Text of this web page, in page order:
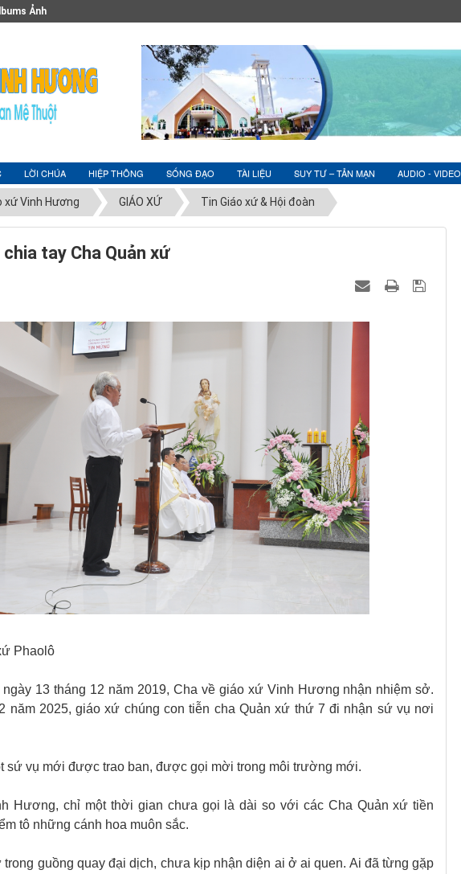
Ảnh
LỜI CHÚA HIỆP THÔNG SỐNG ĐẠO TÀI LIỆU SUY TƯ – TẢN MẠN AUDIO - VIDEO
xứ Vinh Hương GIÁO XỨ Tin Giáo xứ & Hội đoàn
tay Cha Quản xứ
Phaolô
13 tháng 12 năm 2019, Cha về giáo xứ Vinh Hương nhận nhiệm sở.
năm 2025, giáo xứ chúng con tiễn cha Quản xứ thứ 7 đi nhận sứ vụ nơi
sứ vụ mới được trao ban, được gọi mời trong môi trường mới.
Hương, chỉ một thời gian chưa gọi là dài so với các Cha Quản xứ tiền
tô những cánh hoa muôn sắc.
guồng quay đại dịch, chưa kịp nhận diện ai ở ai quen. Ai đã từng gặp